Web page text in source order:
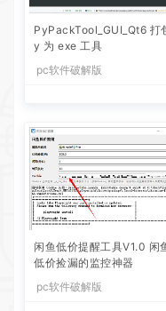
PyPackTool_GUI_Qt6 打
y 为 exe 工具
pc软件破解版
闲鱼低价提醒工具V1.0 闲
低价捡漏的监控神器
pc软件破解版